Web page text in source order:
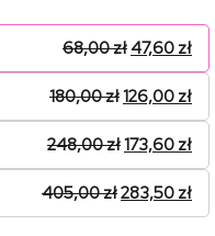
68,00zł47,60 zł
180,00zł126,00 zł
248,00zł173,60 zł
405,00zł283,50 zł